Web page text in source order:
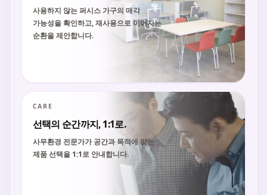
사용하지 않는 퍼시스 가구의 매각
가능성을 확인하고, 재사용으로 이어지는
순환을 제안합니다.
CARE
선택의 순간까지, 1:1로.
사무환경 전문가가 공간과 목적에 맞는
제품 선택을 1:1로 안내합니다.